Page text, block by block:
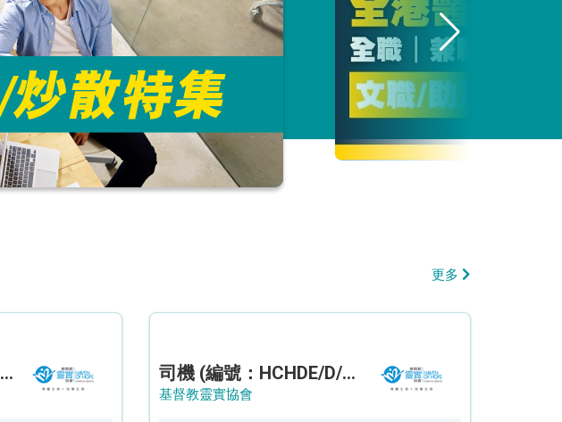
更多
高級技工/技工 (編號：SSO/FM/A/CTE) 司機 (編號：HCHDE/D/CTE)
基督教靈實協會